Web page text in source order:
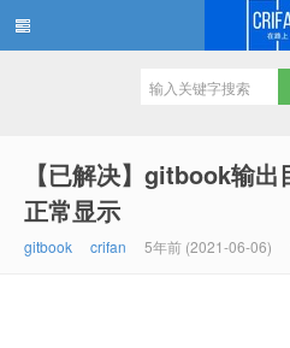
【已解决】gitbook输
正常显示
gitbook crifan 5年前 (2021-06-06)